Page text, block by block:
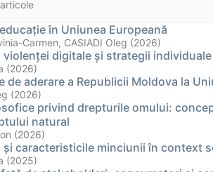
în Uniunea Europeană
Carmen, CASIADI Oleg (2026)
violenţei digitale şi strategii
(2026)
de aderare a Republicii Moldova la
(2026)
privind drepturile omului:
natural
(2026)
şi caracteristicile minciunii în context
(2025)